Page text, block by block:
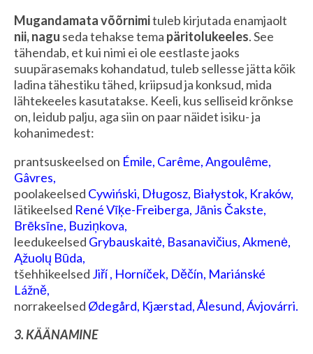
Mugandamata võõrnimituleb kirjutada enamjaolt
nii, nagu seda tehakse tema päritolukeeles. See
tähendab, et kui nimi ei ole eestlaste jaoks
suupärasemaks kohandatud, tuleb sellesse jätta kõik
ladina tähestiku tähed, kriipsud ja konksud, mida
lähtekeeles kasutatakse. Keeli, kus selliseid krõnkse
on, leidub palju, aga siin on paar näidet isiku- ja
kohanimedest:
prantsuskeelsed on Émile, Carême, Angoulême,
Gâvres,
poolakeelsed Cywiński, Długosz, Białystok, Kraków,
lätikeelsed René Vīķe-Freiberga, Jānis Čakste,
Brēksīne, Buziņkova,
leedukeelsed Grybauskaitė, Basanavičius, Akmenė,
Ąžuolų Būda,
tšehhikeelsed Jiří , Horníček, Děčín, Mariánské
Lážně,
norrakeelsed Ødegård, Kjærstad, Ålesund, Ávjovárri.
3. KÄÄNAMINE